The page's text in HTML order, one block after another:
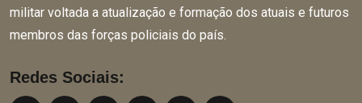
militar voltada a atualização e formação dos atuais e futuros
membros das forças policiais do país.
Redes Sociais: